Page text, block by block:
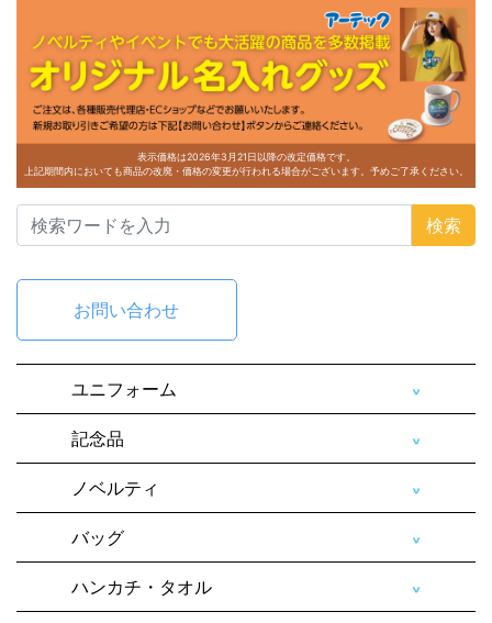
表示価格は2026年3月21日以降の改定価格です。
上記期間内においても商品の改廃・価格の変更が行われる場合がございます。予めご了承ください。
検索
お問い合わせ
ユニフォーム
記念品
ノベルティ
バッグ
ハンカチ・タオル